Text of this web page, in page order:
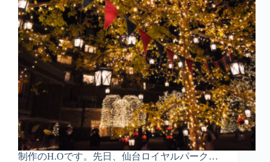
制作のH.Oです。先日、仙台ロイヤルパーク…